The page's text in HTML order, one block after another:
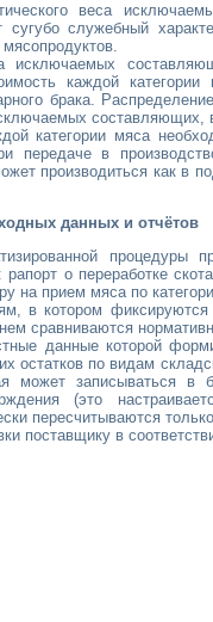
веса
служебный
исключаемых
каждой
брака.
категории мяса
передаче в
производиться как
данных и отчётов
о переработке
на прием мяса по
в котором
сравниваются
данные которой
остатков по видам
может записываться
(это
пересчитываются
поставщику в